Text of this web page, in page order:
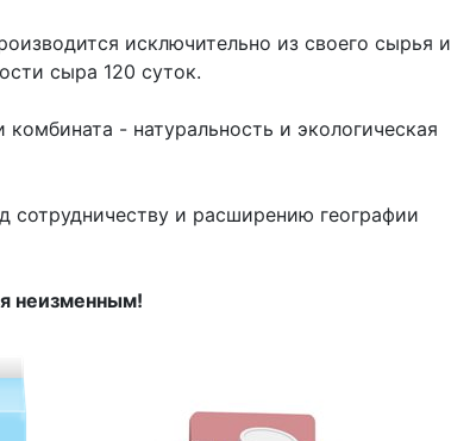
исключительно из своего сырья и
сыра 120 суток.
- натуральность и экологическая
сотрудничеству и расширению географии
неизменным!